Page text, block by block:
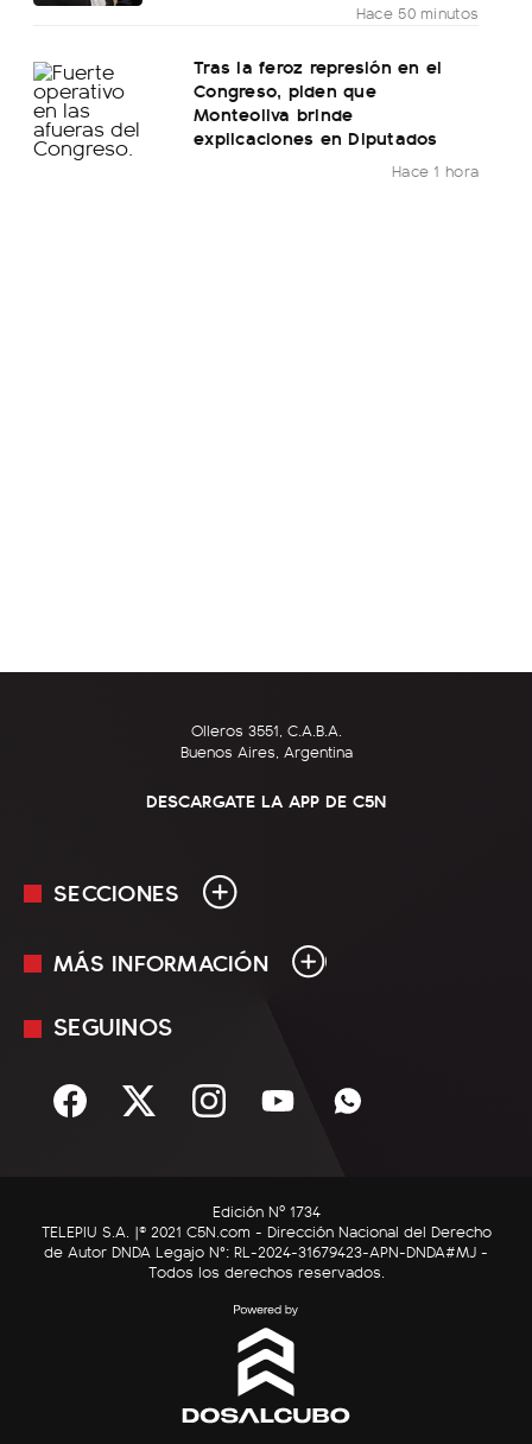
Hace 50 minutos
Tras la feroz represión en el
Congreso, piden que
Monteoliva brinde
explicaciones en Diputados
Hace 1 hora
Olleros 3551, C.A.B.A.
Buenos Aires, Argentina
DESCARGATE LA APP DE C5N
SECCIONES
En Vivo
Sociedad
C5N Autos
RatingCero
MÁS INFORMACIÓN
Mediakit
Términos y condiciones
SEGUINOS
Edición Nº 1734
TELEPIU S.A. |© 2021 C5N.com - Dirección Nacional del Derecho
de Autor DNDA Legajo N°: RL-2024-31679423-APN-DNDA#MJ -
Todos los derechos reservados.